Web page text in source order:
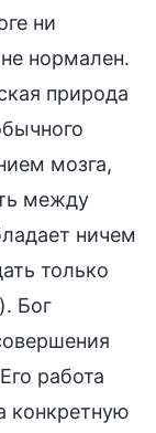
ни
нормален.
природа
мозга,
между
ничем
только
Бог
работа
конкретную